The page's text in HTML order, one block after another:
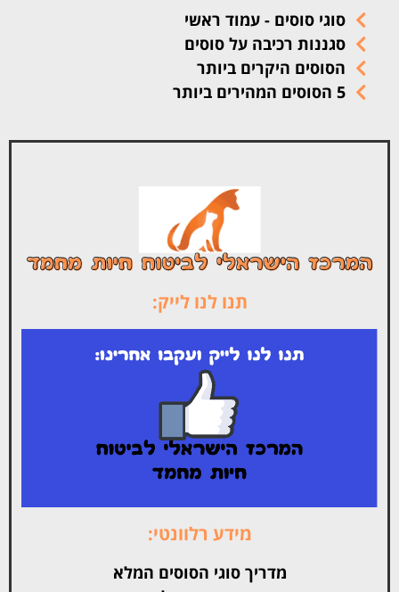
סוגי סוסים - עמוד ראשי
סגננות רכיבה על סוסים
הסוסים היקרים ביותר
5 הסוסים המהירים ביותר
תנו לנו לייק:
מידע רלוונטי:
מדריך סוגי הסוסים המלא